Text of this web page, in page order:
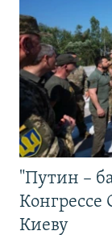
"Путин –
Киеву